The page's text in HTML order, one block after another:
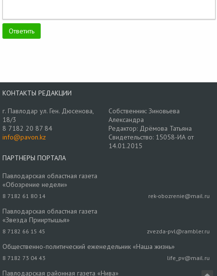
КОНТАКТЫ РЕДАКЦИИ
г. Павлодар ул. Ген. Дюсенова,
18/3
8 7182 20 87 84
info@pavon.kz
Собственник: Зиновьева
Александра
Редактор: Дрёмова Татьяна
Свидетельство: 15058-ИА от
14.01.2015
ПАРТНЕРЫ ПОРТАЛА
Павлодарская областная газета
«Обозрение недели»
8 7182 61 80 14 rek-obozrenie@mail.ru
Павлодарская областная газета
«Звезда Прииртышья»
8 7182 66 15 45 zvezda-pvl@rambler.ru
Общественно-политический еженедельник «Наша жизнь»
8 7182 73 04 43 life_pv@mail.ru
Павлодарская районная газета «Нива»